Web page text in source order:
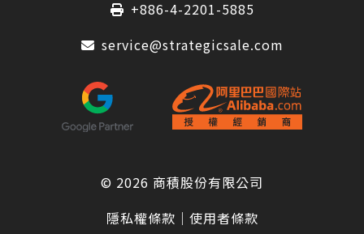
+886-4-2201-5885
service@strategicsale.com
© 2026 商積股份有限公司
隱私權條款 ｜ 使用者條款